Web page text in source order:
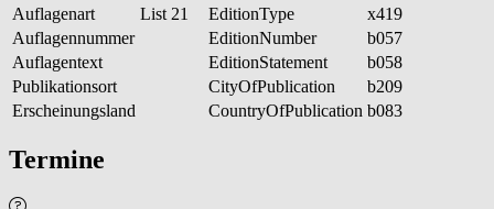
Auflagenart
List 21 EditionType
x419
Auflagennummer
EditionNumber
b057
Auflagentext
EditionStatement
b058
Publikationsort
CityOfPublication
b209
Erscheinungsland
CountryOfPublication b083
Termine